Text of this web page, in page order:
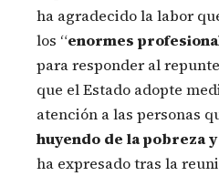
ha agradecido la labor
los “enormes
para responder al
que el Estado adopte
atención a las personas
huyendo de la pobreza
ha expresado tras la